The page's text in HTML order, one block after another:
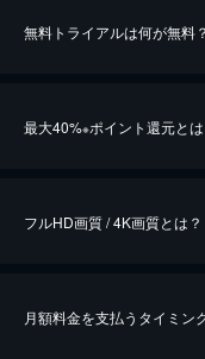
無料トライアルは何が無料？
最大40%※ポイント還元とは
※40％ポイント還元の対象は、
フルHD画質 / 4K画質とは？
月額料金を支払うタイミン